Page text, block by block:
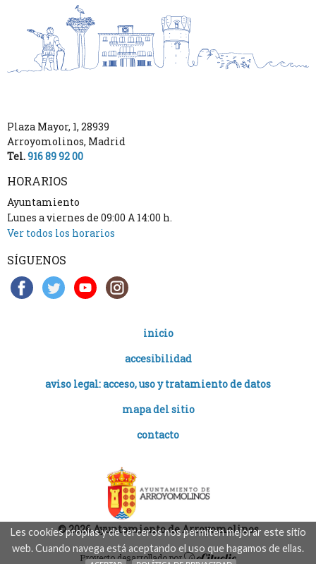
Les cookies propias y de terceros nos permiten mejorar este sitio
web. Cuando navega está aceptando el uso que hagamos de ellas.
Plaza Mayor, 1, 28939
Arroyomolinos, Madrid
Tel.916 89 92 00
HORARIOS
Ayuntamiento
Lunes a viernes de 09:00 A 14:00 h.
Ver todos los horarios
SÍGUENOS
inicio
accesibilidad
aviso legal: acceso, uso y tratamiento de datos
mapa del sitio
contacto
© 2026 Ayuntamiento de Arroyomolinos
Proyecto desarrollado por